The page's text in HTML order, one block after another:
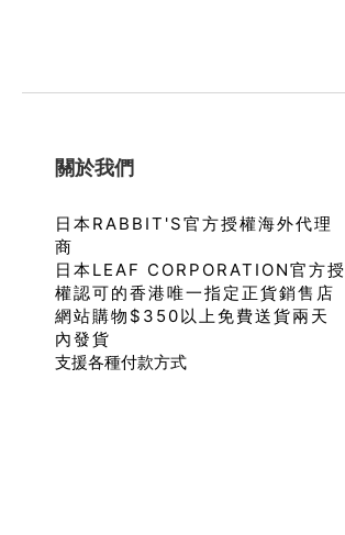
關於我們
日本RABBIT'S官方授權海外代理
商
日本LEAF CORPORATION官方授
權認可的香港唯一指定正貨銷售店
網站購物$350以上免費送貨兩天
內發貨
支援各種付款方式